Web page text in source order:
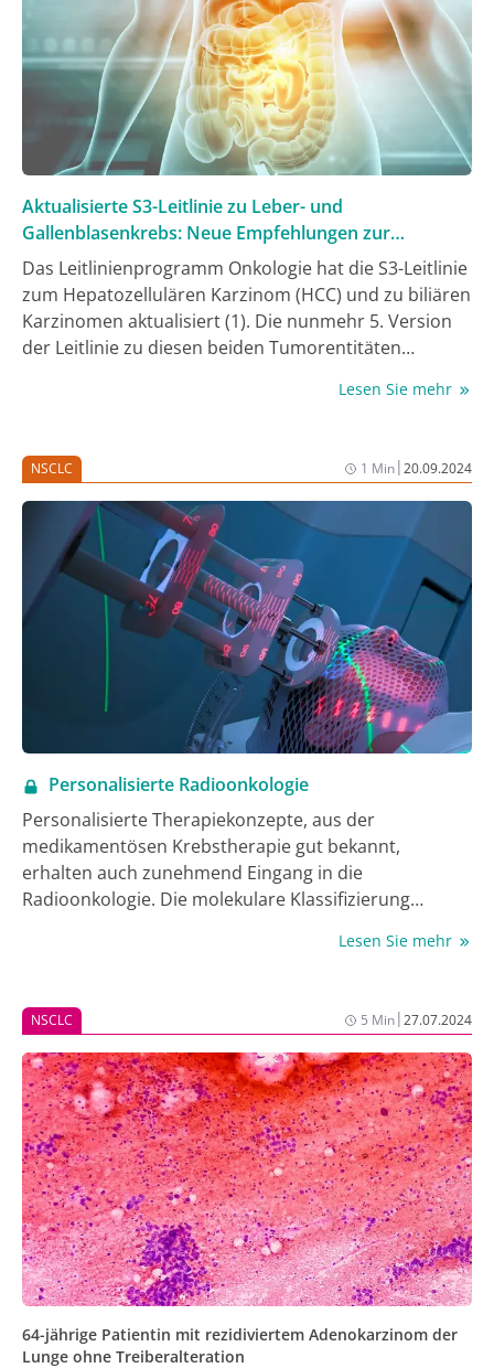
Aktualisierte S3-Leitlinie zu Leber- und
Gallenblasenkrebs: Neue Empfehlungen zur
Systemtherapie
Das Leitlinienprogramm Onkologie hat die S3-Leitlinie
zum Hepatozellulären Karzinom (HCC) und zu biliären
Karzinomen aktualisiert (1). Die nunmehr 5. Version
der Leitlinie zu diesen beiden Tumorentitäten
bei der Diagnostik und Systemtherapie.
betreffen die Risikofaktoren und ebenfalls
Empfehlungen zur Systemtherapie. Die Leitlinie
entstand unter Federführung der Deutschen
Gesellschaft für Gastroenterologie, Verdauungs- und
Stoffwechselkrankheiten (DGVS) und unter
Mitwirkung von 36 Fachgesellschaften und
Organisationen.
Lesen Sie mehr
NSCLC 1 Min|20.09.2024
Personalisierte Radioonkologie
Personalisierte Therapiekonzepte, aus der
medikamentösen Krebstherapie gut bekannt,
erhalten auch zunehmend Eingang in die
Radioonkologie. Die molekulare ­Klassifizierung
Rolle für die Therapiestratifizierung spielen.Lesen Sie mehr
NSCLC 5 Min|27.07.2024
64-jährige Patientin mit rezidiviertem Adenokarzinom der
Lunge ohne Treiberalteration